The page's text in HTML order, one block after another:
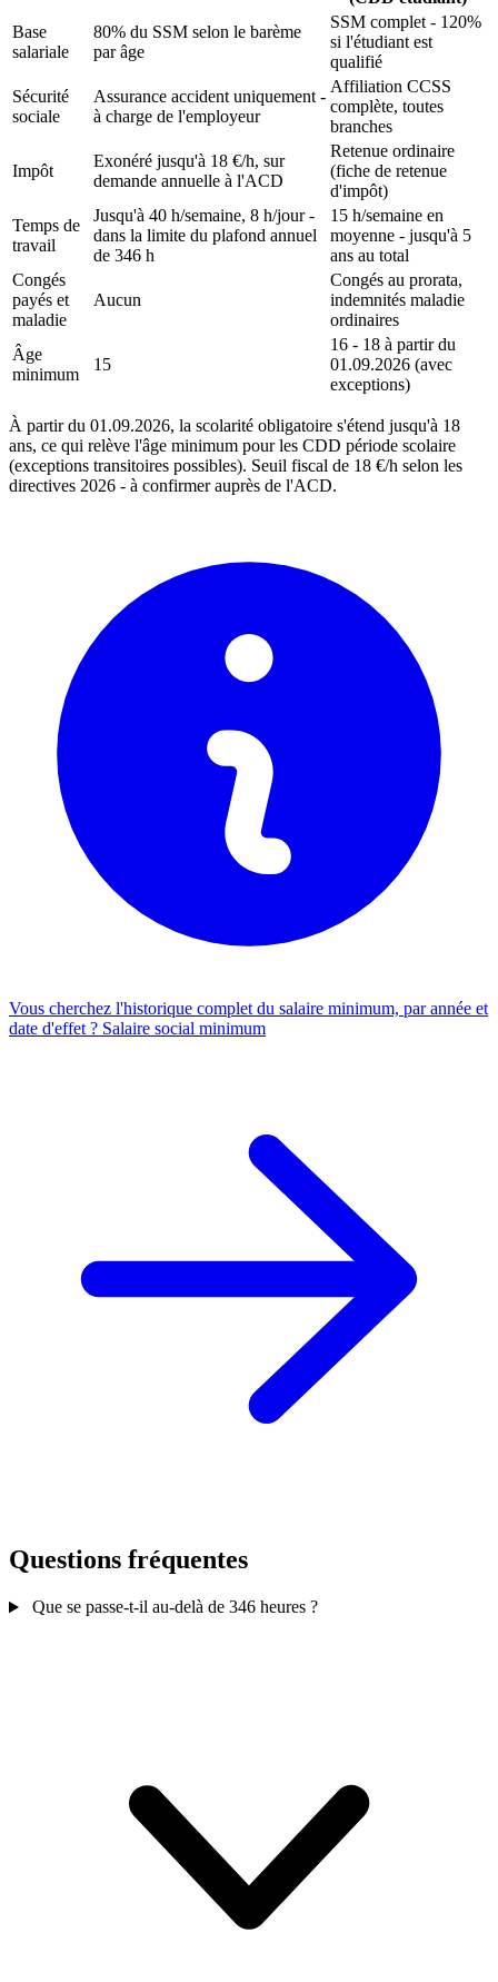
Base
salariale
80% du SSM selon le barème
par âge
SSM complet - 120%
si l'étudiant est
qualifié
Sécurité
sociale
Assurance accident uniquement -
à charge de l'employeur
Affiliation CCSS
complète, toutes
branches
Impôt
Exonéré jusqu'à 18 €/h, sur
demande annuelle à l'ACD
Retenue ordinaire
(fiche de retenue
d'impôt)
Temps de
travail
Jusqu'à 40 h/semaine, 8 h/jour -
dans la limite du plafond annuel
de 346 h
15 h/semaine en
moyenne - jusqu'à 5
ans au total
Congés
payés et
maladie
Aucun
Congés au prorata,
indemnités maladie
ordinaires
Âge
minimum
15
16 - 18 à partir du
01.09.2026 (avec
exceptions)
À partir du 01.09.2026, la scolarité obligatoire s'étend jusqu'à 18
ans, ce qui relève l'âge minimum pour les CDD période scolaire
(exceptions transitoires possibles). Seuil fiscal de 18 €/h selon les
directives 2026 - à confirmer auprès de l'ACD.
Vous cherchez l'historique complet du salaire minimum, par année et
date d'effet ? Salaire social minimum
Questions fréquentes
Que se passe-t-il au-delà de 346 heures ?